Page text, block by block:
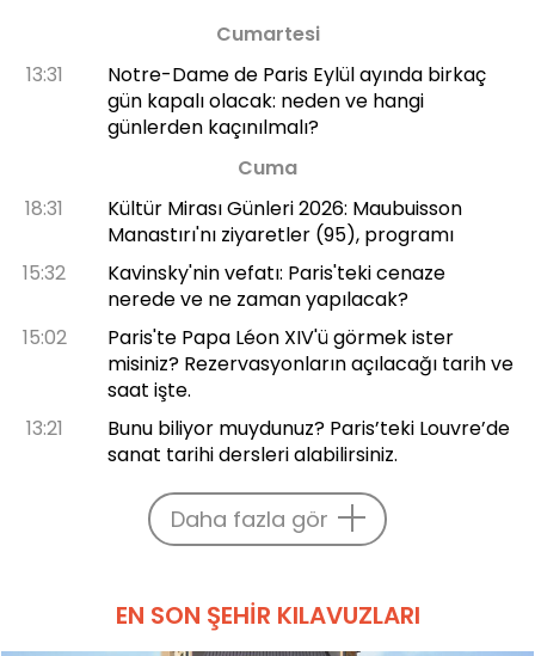
Cumartesi
13:31
Notre-Dame de Paris Eylül ayında birkaç
gün kapalı olacak: neden ve hangi
günlerden kaçınılmalı?
Cuma
18:31
Kültür Mirası Günleri 2026: Maubuisson
Manastırı'nı ziyaretler (95), programı
15:32
Kavinsky'nin vefatı: Paris'teki cenaze
nerede ve ne zaman yapılacak?
15:02
Paris'te Papa Léon XIV'ü görmek ister
misiniz? Rezervasyonların açılacağı tarih ve
saat işte.
13:21
Bunu biliyor muydunuz? Paris’teki Louvre’de
sanat tarihi dersleri alabilirsiniz.
Daha fazla gör
EN SON ŞEHIR KILAVUZLARI